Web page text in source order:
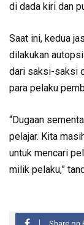
di dada kiri dan
Saat ini, kedua
dilakukan
dari saksi-saksi
para pelaku
“Dugaan
pelajar. Kita
untuk mencari
milik pelaku,”